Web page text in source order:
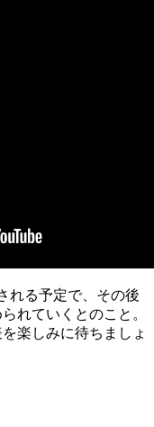
れる予定で、その後
れていくとのこと。
楽しみに待ちましょ